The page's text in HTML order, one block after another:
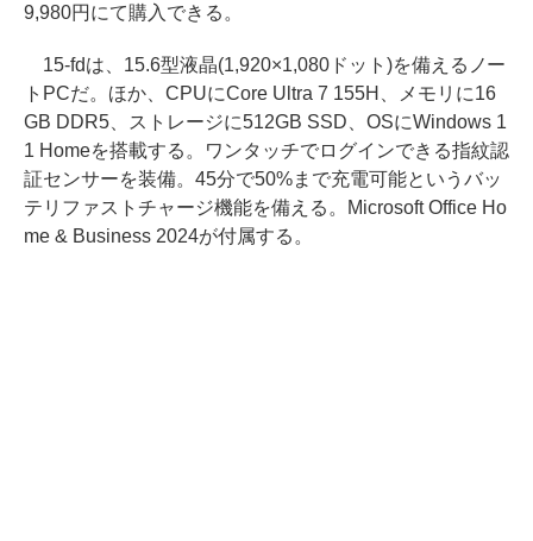
9,980円にて購入できる。
15-fdは、15.6型液晶(1,920×1,080ドット)を備えるノー
トPCだ。ほか、CPUにCore Ultra 7 155H、メモリに16
GB DDR5、ストレージに512GB SSD、OSにWindows 1
1 Homeを搭載する。ワンタッチでログインできる指紋認
証センサーを装備。45分で50%まで充電可能というバッ
テリファストチャージ機能を備える。Microsoft Office Ho
me & Business 2024が付属する。